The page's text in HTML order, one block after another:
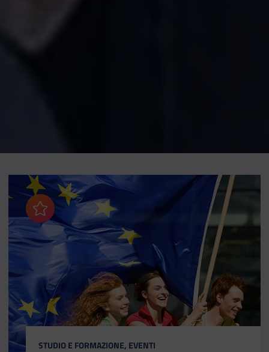
Aggiungi ai preferiti
CATEGORIA:
STUDIO E FORMAZIONE, EVENTI